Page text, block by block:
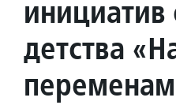
детства